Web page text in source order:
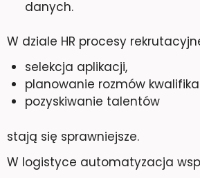
danych.
W dziale HR procesy
selekcja aplikacji,
planowanie rozmów
pozyskiwanie talentów
stają się sprawniejsze.
W logistyce automatyzacja